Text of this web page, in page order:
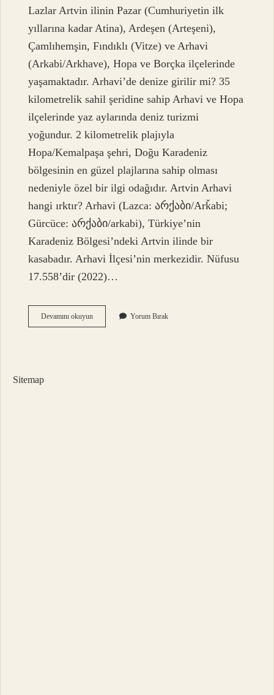
Lazlar Artvin ilinin Pazar (Cumhuriyetin ilk
yıllarına kadar Atina), Ardeşen (Arteşeni),
Çamlıhemşin, Fındıklı (Vitze) ve Arhavi
(Arkabi/Arkhave), Hopa ve Borçka ilçelerinde
yaşamaktadır. Arhavi’de denize girilir mi? 35
kilometrelik sahil şeridine sahip Arhavi ve Hopa
ilçelerinde yaz aylarında deniz turizmi
yoğundur. 2 kilometrelik plajıyla
Hopa/Kemalpaşa şehri, Doğu Karadeniz
bölgesinin en güzel plajlarına sahip olması
nedeniyle özel bir ilgi odağıdır. Artvin Arhavi
hangi ırktır? Arhavi (Lazca: არქაბი/Arǩabi;
Gürcüce: არქაბი/arkabi), Türkiye’nin
Karadeniz Bölgesi’ndeki Artvin ilinde bir
kasabadır. Arhavi İlçesi’nin merkezidir. Nüfusu
17.558’dir (2022)…
Devamını okuyunArhavi
Nasıl
Yorum Bırak
Sitemap